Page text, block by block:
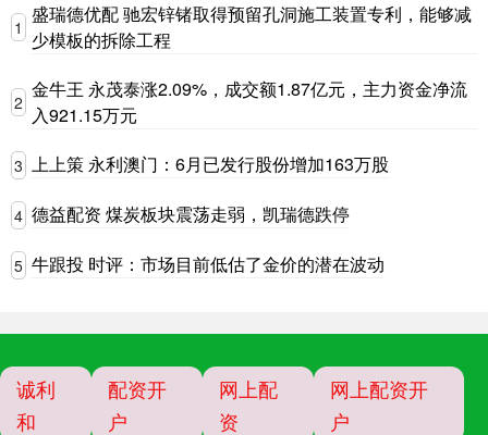
1
盛瑞德优配 驰宏锌锗取得预留孔洞施工装置专利，能够减
少模板的拆除工程
2
金牛王 永茂泰涨2.09%，成交额1.87亿元，主力资金净流
入921.15万元
3 上上策 永利澳门：6月已发行股份增加163万股
4 德益配资 煤炭板块震荡走弱，凯瑞德跌停
5 牛跟投 时评：市场目前低估了金价的潜在波动
诚利
和
配资开
户
网上配
资
网上配资开
户